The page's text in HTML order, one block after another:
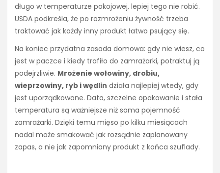
długo w temperaturze pokojowej, lepiej tego nie robić.
USDA podkreśla, że po rozmrożeniu żywność trzeba
traktować jak każdy inny produkt łatwo psujący się.
Na koniec przydatna zasada domowa: gdy nie wiesz, co
jest w paczce i kiedy trafiło do zamrażarki, potraktuj ją
podejrzliwie. Mrożenie wołowiny, drobiu,
wieprzowiny, ryb i wędlin działa najlepiej wtedy, gdy
jest uporządkowane. Data, szczelne opakowanie i stała
temperatura są ważniejsze niż sama pojemność
zamrażarki. Dzięki temu mięso po kilku miesiącach
nadal może smakować jak rozsądnie zaplanowany
zapas, a nie jak zapomniany produkt z końca szuflady.